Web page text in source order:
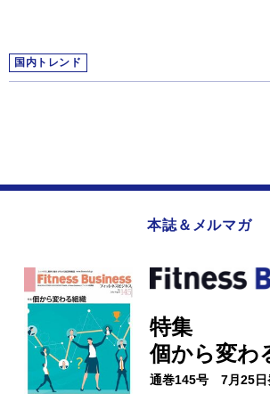
国内トレンド
本誌＆メルマガ
特集
個から変わ
通巻145号 7月25日